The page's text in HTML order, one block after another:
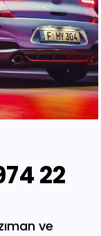
22
Parça Trabzon Oto Çıkma Parça Tunceli Oto Çıkma Parça Uşak Oto Çıkma Parça Van Oto Çıkma Parça Yalova Oto Çıkma Parça Yozgat Oto Çıkma Parça Zonguldak Oto Çıkma Parça Online Oto Çıkma Parça Düzce Oto Çıkma Parça Osmaniye Oto Çıkma Parça Kilis Oto Çıkma Parça Karabük Oto Çıkma Parça Yalova Oto Çıkma Parça Iğdır Oto Çıkma Parça Ardahan Oto Çıkma Parça Bartın Oto Çıkma Parça Şırnak Oto Çıkma Parça Adana Oto Çıkma yedek Parça Adıyaman Oto Çıkma yedek Afyon Oto Çıkma yedek Parça Ağrı Oto Çıkma yedek Parça Aksaray Oto Çıkma yedek Parça Amasya Oto Çıkma yedek Parça Ankara Oto Çıkma yedek Parça Antalya Oto Çıkma yedek Parça Ardahan Oto Çıkma yedek Parça Artvin Oto Çıkma yedek Parça Aydın Oto Çıkma yedek Parça Balıkesir Oto Çıkma yedek Parça Bartın Oto Çıkma yedek Parça Batman Oto Çıkma yedek Parça Bayburt Oto Çıkma yedek Parça Bilecik Oto Çıkma yedek Parça Bingöl Oto Çıkma yedek Parça Bitlis Oto Çıkma yedek Parça Bolu Oto Çıkma yedek Parça Bursa Oto Çıkma yedek Parça Çanakkale Oto Çıkma yedek Çankırı Oto Çıkma yedek Parça Çorum Oto Çıkma yedek Parça Denizli Oto Çıkma yedek Parça Diyarbakır Oto Çıkma yedek Düzce Oto Çıkma yedek Parça Edirne Oto Çıkma yedek Parça Elazığ Oto Çıkma yedek Parça Erzincan Oto Çıkma yedek Parça Erzurum Oto Çıkma yedek Parça Eskişehir Oto Çıkma yedek Parça Gaziantep Oto Çıkma yedek Giresun Oto Çıkma yedek Parça Gümüşhane Oto Çıkma yedek Hakkari Oto Çıkma yedek Parça Hatay Oto Çıkma yedek Parça Iğdır Oto Çıkma yedek Parça Isparta Oto Çıkma yedek Parça İstanbul Oto Çıkma yedek Parça İzmir Oto Çıkma yedek Parça Kahramanmaraş Oto Çıkma Karabük Oto Çıkma yedek Parça Karaman Oto Çıkma yedek Parça Kars Oto Çıkma yedek Parça Kastamonu Oto Çıkma yedek Kayseri Oto Çıkma yedek Parça Kilis Oto Çıkma yedek Parça Oto Çıkma Şarj Dinamosu, Oto Çıkma Taban Döşemeleri, Tekirdağ O